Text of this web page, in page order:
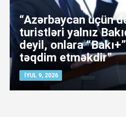
“Azərbaycan üçün
turistləri yalnız
deyil, onlara
təqdim etməkdir”
İYUL 9, 2026